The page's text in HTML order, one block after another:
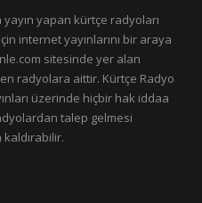
yapan kürtçe radyoları
internet yayınlarını bir araya
sitesinde yer alan
radyolara aittir. Kürtçe Radyo
üzerinde hiçbir hak iddaa
talep gelmesi
kaldırabilir.